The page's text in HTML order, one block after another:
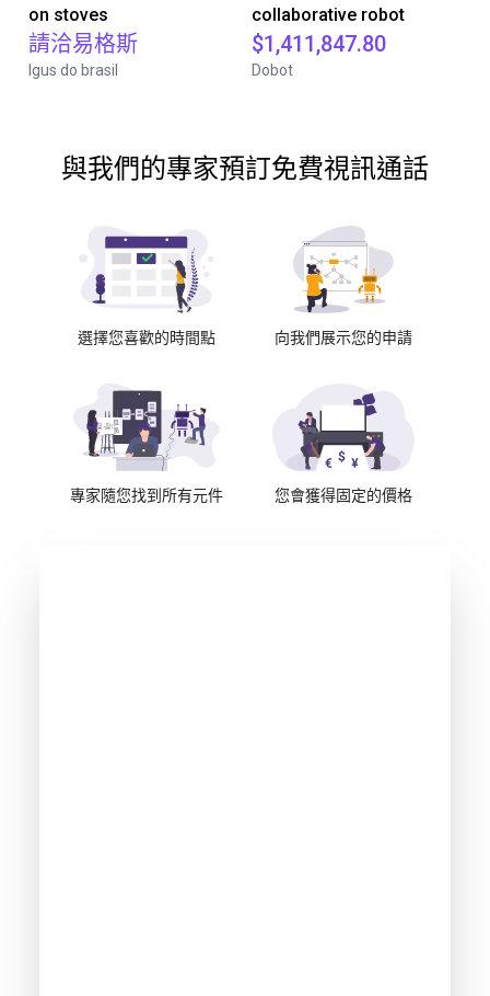
on stoves
請洽易格斯
Igus do brasil
collaborative robot
$1,411,847.80
Dobot
與我們的專家預訂免費視訊通話
選擇您喜歡的時間點 向我們展示您的申請
專家隨您找到所有元件 您會獲得固定的價格